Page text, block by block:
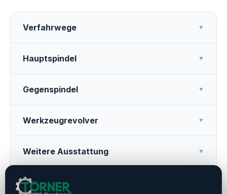
Verfahrwege ▼
Hauptspindel ▼
Gegenspindel ▼
Werkzeugrevolver ▼
Weitere Ausstattung ▼
Drehdurchmesser